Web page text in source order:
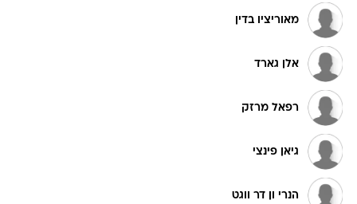
מאוריציו בדין
אלן גארד
רפאל מרזק
גיאן פינצי
הנרי ון דר ווגט